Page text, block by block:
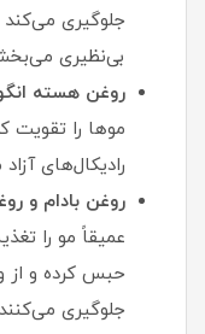
جلوگیری
بی‌نظیری
روغن هسته
موها را
رادیکال‌های
روغن بادام و
عمیقاً مو را
حبس کرده و
جلوگیری